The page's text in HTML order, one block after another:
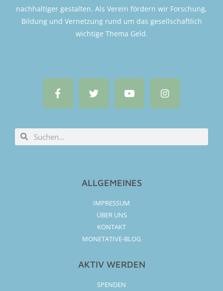
nachhaltiger gestalten. Als Verein fördern wir Forschung,
Bildung und Vernetzung rund um das gesellschaftlich
wichtige Thema Geld.
ALLGEMEINES
IMPRESSUM
ÜBER UNS
KONTAKT
MONETATIVE-BLOG
AKTIV WERDEN
SPENDEN